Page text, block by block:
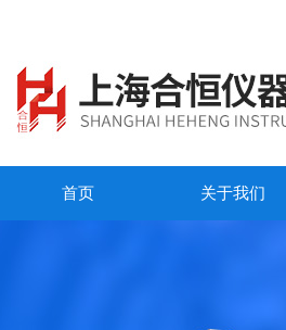
首页 关于我们